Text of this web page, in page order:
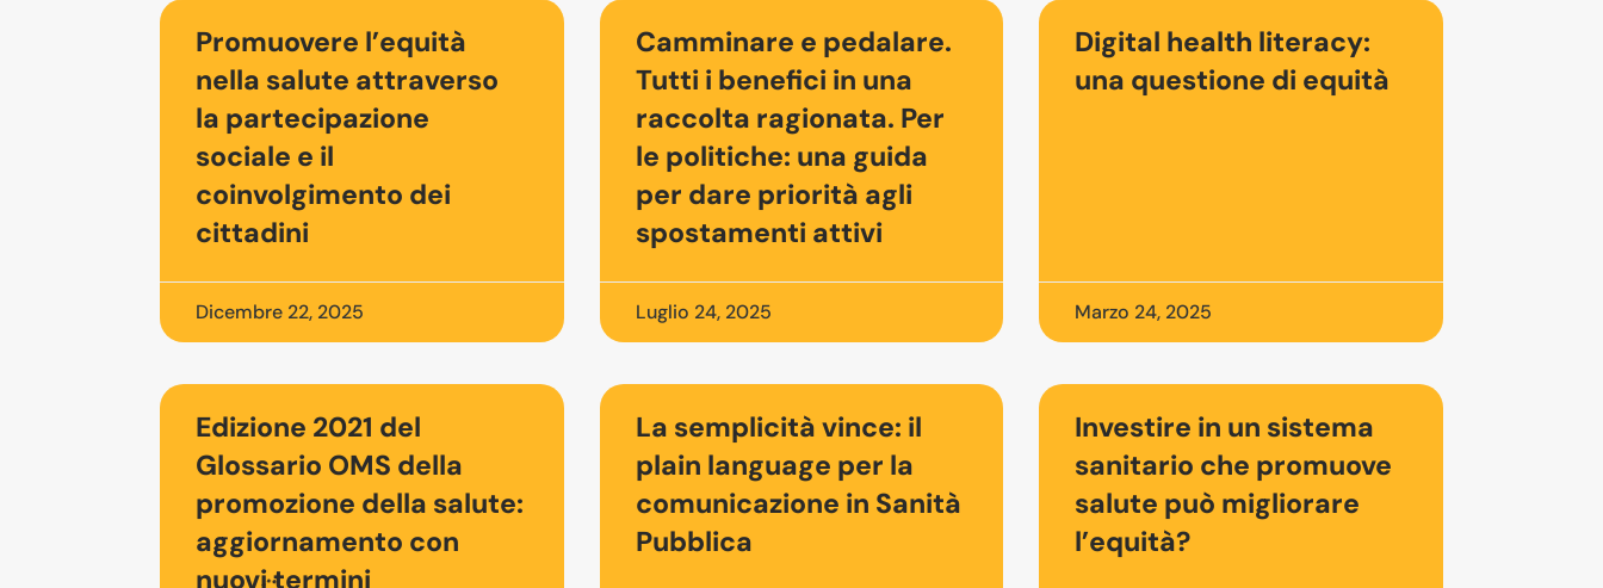
Promuovere l’equità
nella salute attraverso
la partecipazione
sociale e il
coinvolgimento dei
cittadini
Dicembre 22, 2025
Camminare e pedalare.
Tutti i benefici in una
raccolta ragionata. Per
le politiche: una guida
per dare priorità agli
spostamenti attivi
Luglio 24, 2025
Digital health literacy:
una questione di equità
Marzo 24, 2025
Edizione 2021 del
Glossario OMS della
promozione della salute:
aggiornamento con
nuovi termini
La semplicità vince: il
plain language per la
comunicazione in Sanità
Pubblica
Investire in un sistema
sanitario che promuove
salute può migliorare
l’equità?